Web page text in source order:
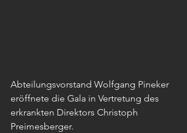
Abteilungsvorstand Wolfgang Pineker
eröffnete die Gala in Vertretung des
erkrankten Direktors Christoph
Preimesberger.